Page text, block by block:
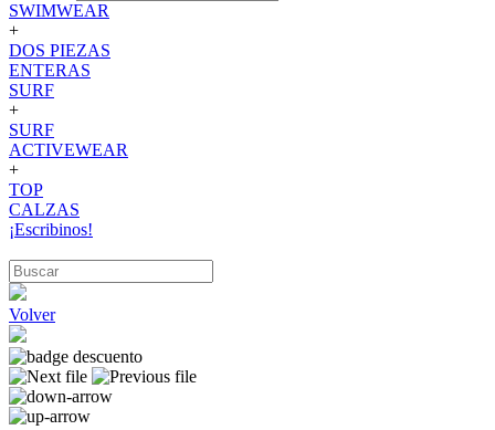
SWIMWEAR
+
DOS PIEZAS
ENTERAS
SURF
+
SURF
ACTIVEWEAR
+
TOP
CALZAS
¡Escribinos!
Volver